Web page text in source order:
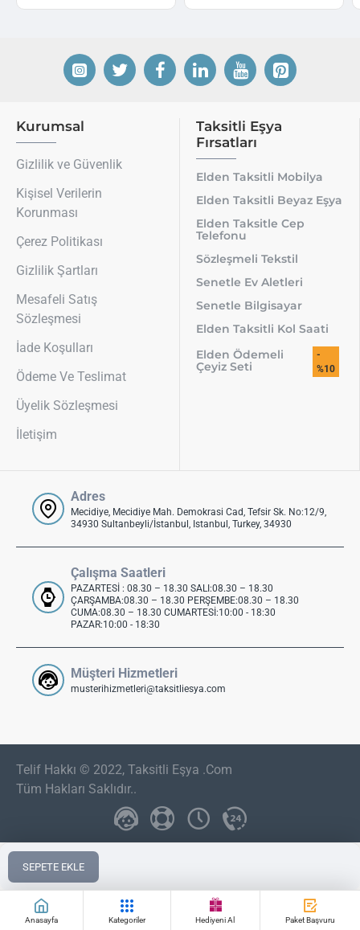
Anasayfa Kategoriler Hediyeni Al Paket Başvuru
SEPETE EKLE
Kurumsal
Gizlilik ve Güvenlik
Kişisel Verilerin
Korunması
Çerez Politikası
Gizlilik Şartları
Mesafeli Satış
Sözleşmesi
İade Koşulları
Ödeme Ve Teslimat
Üyelik Sözleşmesi
İletişim
Taksitli Eşya
Fırsatları
Elden Taksitli Mobilya
Elden Taksitli Beyaz Eşya
Elden Taksitle Cep
Telefonu
Sözleşmeli Tekstil
Senetle Ev Aletleri
Senetle Bilgisayar
Elden Taksitli Kol Saati
Elden Ödemeli
Çeyiz Seti
-
%10
Adres
Mecidiye, Mecidiye Mah. Demokrasi Cad, Tefsir Sk. No:12/9,
34930 Sultanbeyli/İstanbul, Istanbul, Turkey, 34930
Çalışma Saatleri
PAZARTESİ : 08.30 – 18.30 SALI:08.30 – 18.30
ÇARŞAMBA:08.30 – 18.30 PERŞEMBE:08.30 – 18.30
CUMA:08.30 – 18.30 CUMARTESİ:10:00 - 18:30
PAZAR:10:00 - 18:30
Müşteri Hizmetleri
musterihizmetleri@taksitliesya.com
Telif Hakkı © 2022, Taksitli Eşya .Com
Tüm Hakları Saklıdır..